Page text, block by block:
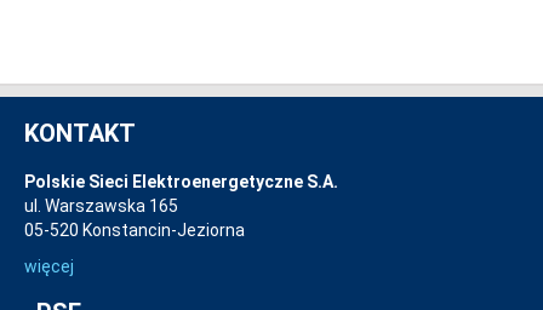
KONTAKT
Polskie Sieci Elektroenergetyczne S.A.
ul. Warszawska 165
05-520 Konstancin-Jeziorna
więcej